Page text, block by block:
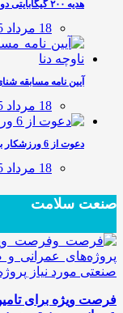
هدیه ۲۰۰ گیگابایتی دولت برای خبرنگاران ایرانسلی
18 مرداد 1405
آیین نامه مسابقه
18 مرداد 1405
دعوت از 6 ورزشکار به اردوی تیم…
18 مرداد 1405
صنعت سلامت
فرصت ویژه برای